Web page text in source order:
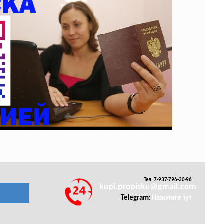
Тел. 7-937-796-30-96
kupi.propisku@gmail.com
Telegram: Нажмите тут